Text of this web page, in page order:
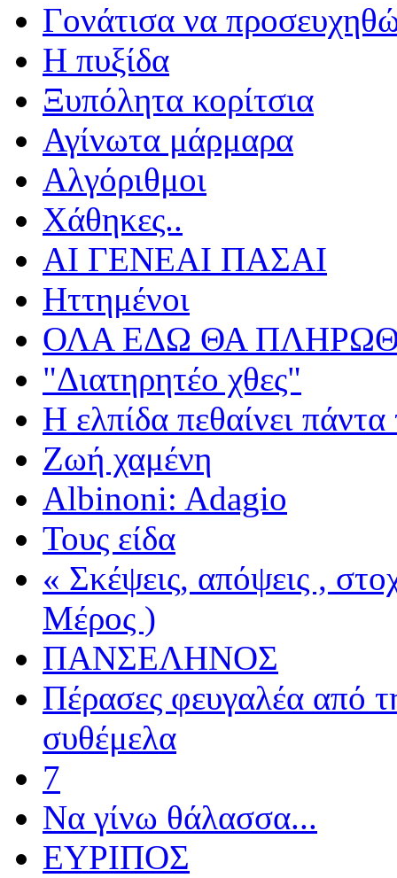
Γονάτισα να
Η πυξίδα
Ξυπόλητα κορίτσια
Αγίνωτα μάρμαρα
Αλγόριθμοι
Χάθηκες..
ΑΙ ΓΕΝΕΑΙ ΠΑΣΑΙ
Ηττημένοι
ΟΛΑ ΕΔΩ ΘΑ
"Διατηρητέο χθες"
Η ελπίδα πεθαίνει πάντα
Ζωή χαμένη
Albinoni: Adagio
Τους είδα
« Σκέψεις, απόψεις ,
Μέρος )
ΠΑΝΣΕΛΗΝΟΣ
Πέρασες φευγαλέα από
συθέμελα
7
Να γίνω θάλασσα...
ΕΥΡΙΠΟΣ